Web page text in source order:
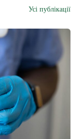
Усі публікації